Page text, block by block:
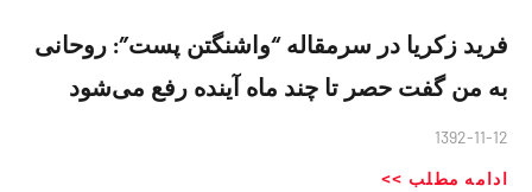
فرید زکریا در سرمقاله “واشنگتن پست”: روحانی
به من گفت حصر تا چند ماه آینده رفع می‌شود
1392-11-12
ادامه مطلب >>